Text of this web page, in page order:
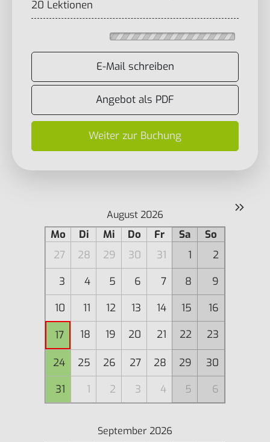
20 Lektionen
E-Mail schreiben
Angebot als PDF
Weiter zur Buchung
»
August 2026
Mo Di Mi Do Fr Sa
So
27
28 29 30 31 1
2
3
4 5 6 7 8
9
10
11 12 13 14 15
16
17
18 19 20 21 22 23
24 25 26 27 28 29
30
31
1 2 3 4 5 6
September 2026